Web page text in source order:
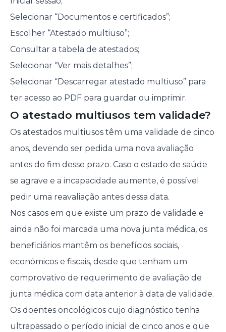
Selecionar “Documentos e certificados”;
Escolher “Atestado multiuso”;
Consultar a tabela de atestados;
Selecionar “Ver mais detalhes”;
Selecionar “Descarregar atestado multiuso” para
ter acesso ao PDF para guardar ou imprimir.
O atestado multiusos tem validade?
Os atestados multiusos têm uma validade de cinco
anos, devendo ser pedida uma nova avaliação
antes do fim desse prazo. Caso o estado de saúde
se agrave e a incapacidade aumente, é possível
pedir uma reavaliação antes dessa data.
Nos casos em que existe um prazo de validade e
ainda não foi marcada uma nova junta médica, os
beneficiários mantêm os benefícios sociais,
económicos e fiscais, desde que tenham um
comprovativo de requerimento de avaliação de
junta médica com data anterior à data de validade.
Os doentes oncológicos cujo diagnóstico tenha
ultrapassado o período inicial de cinco anos e que